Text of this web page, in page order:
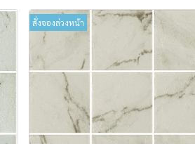
สั่งจองล่วงหน้า